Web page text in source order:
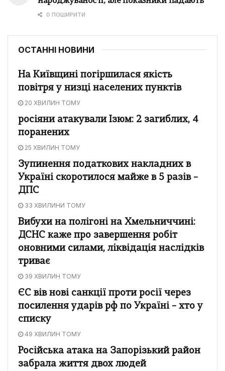
0 ПОШИРИТИ
ОСТАННІ НОВИНИ
На Київщині погіршилася якість
повітря у низці населених пунктів
20 ХВИЛИН ТОМУ
росіяни атакували Ізюм: 2 загиблих, 4
поранених
25 ХВИЛИН ТОМУ
Зупинення податкових накладних в
Україні скоротилося майже в 5 разів –
ДПС
33 ХВИЛИНИ ТОМУ
Вибухи на полігоні на Хмельниччині:
ДСНС каже про завершення робіт
оновними силами, ліквідація наслідків
триває
39 ХВИЛИН ТОМУ
ЄС вів нові санкції проти росії через
посилення ударів рф по Україні – хто у
списку
49 ХВИЛИН ТОМУ
Російська атака на Запорізький район
забрала життя двох людей